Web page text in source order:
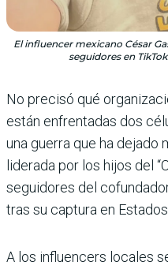
El influencer mexicano César
seguidores en
No precisó qué
están enfrentadas dos
una guerra que ha dejado
liderada por los hijos del
seguidores del
tras su captura en Estados
A los influencers locales